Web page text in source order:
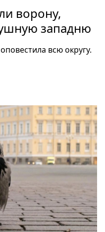
ворону,
западню
всю округу.